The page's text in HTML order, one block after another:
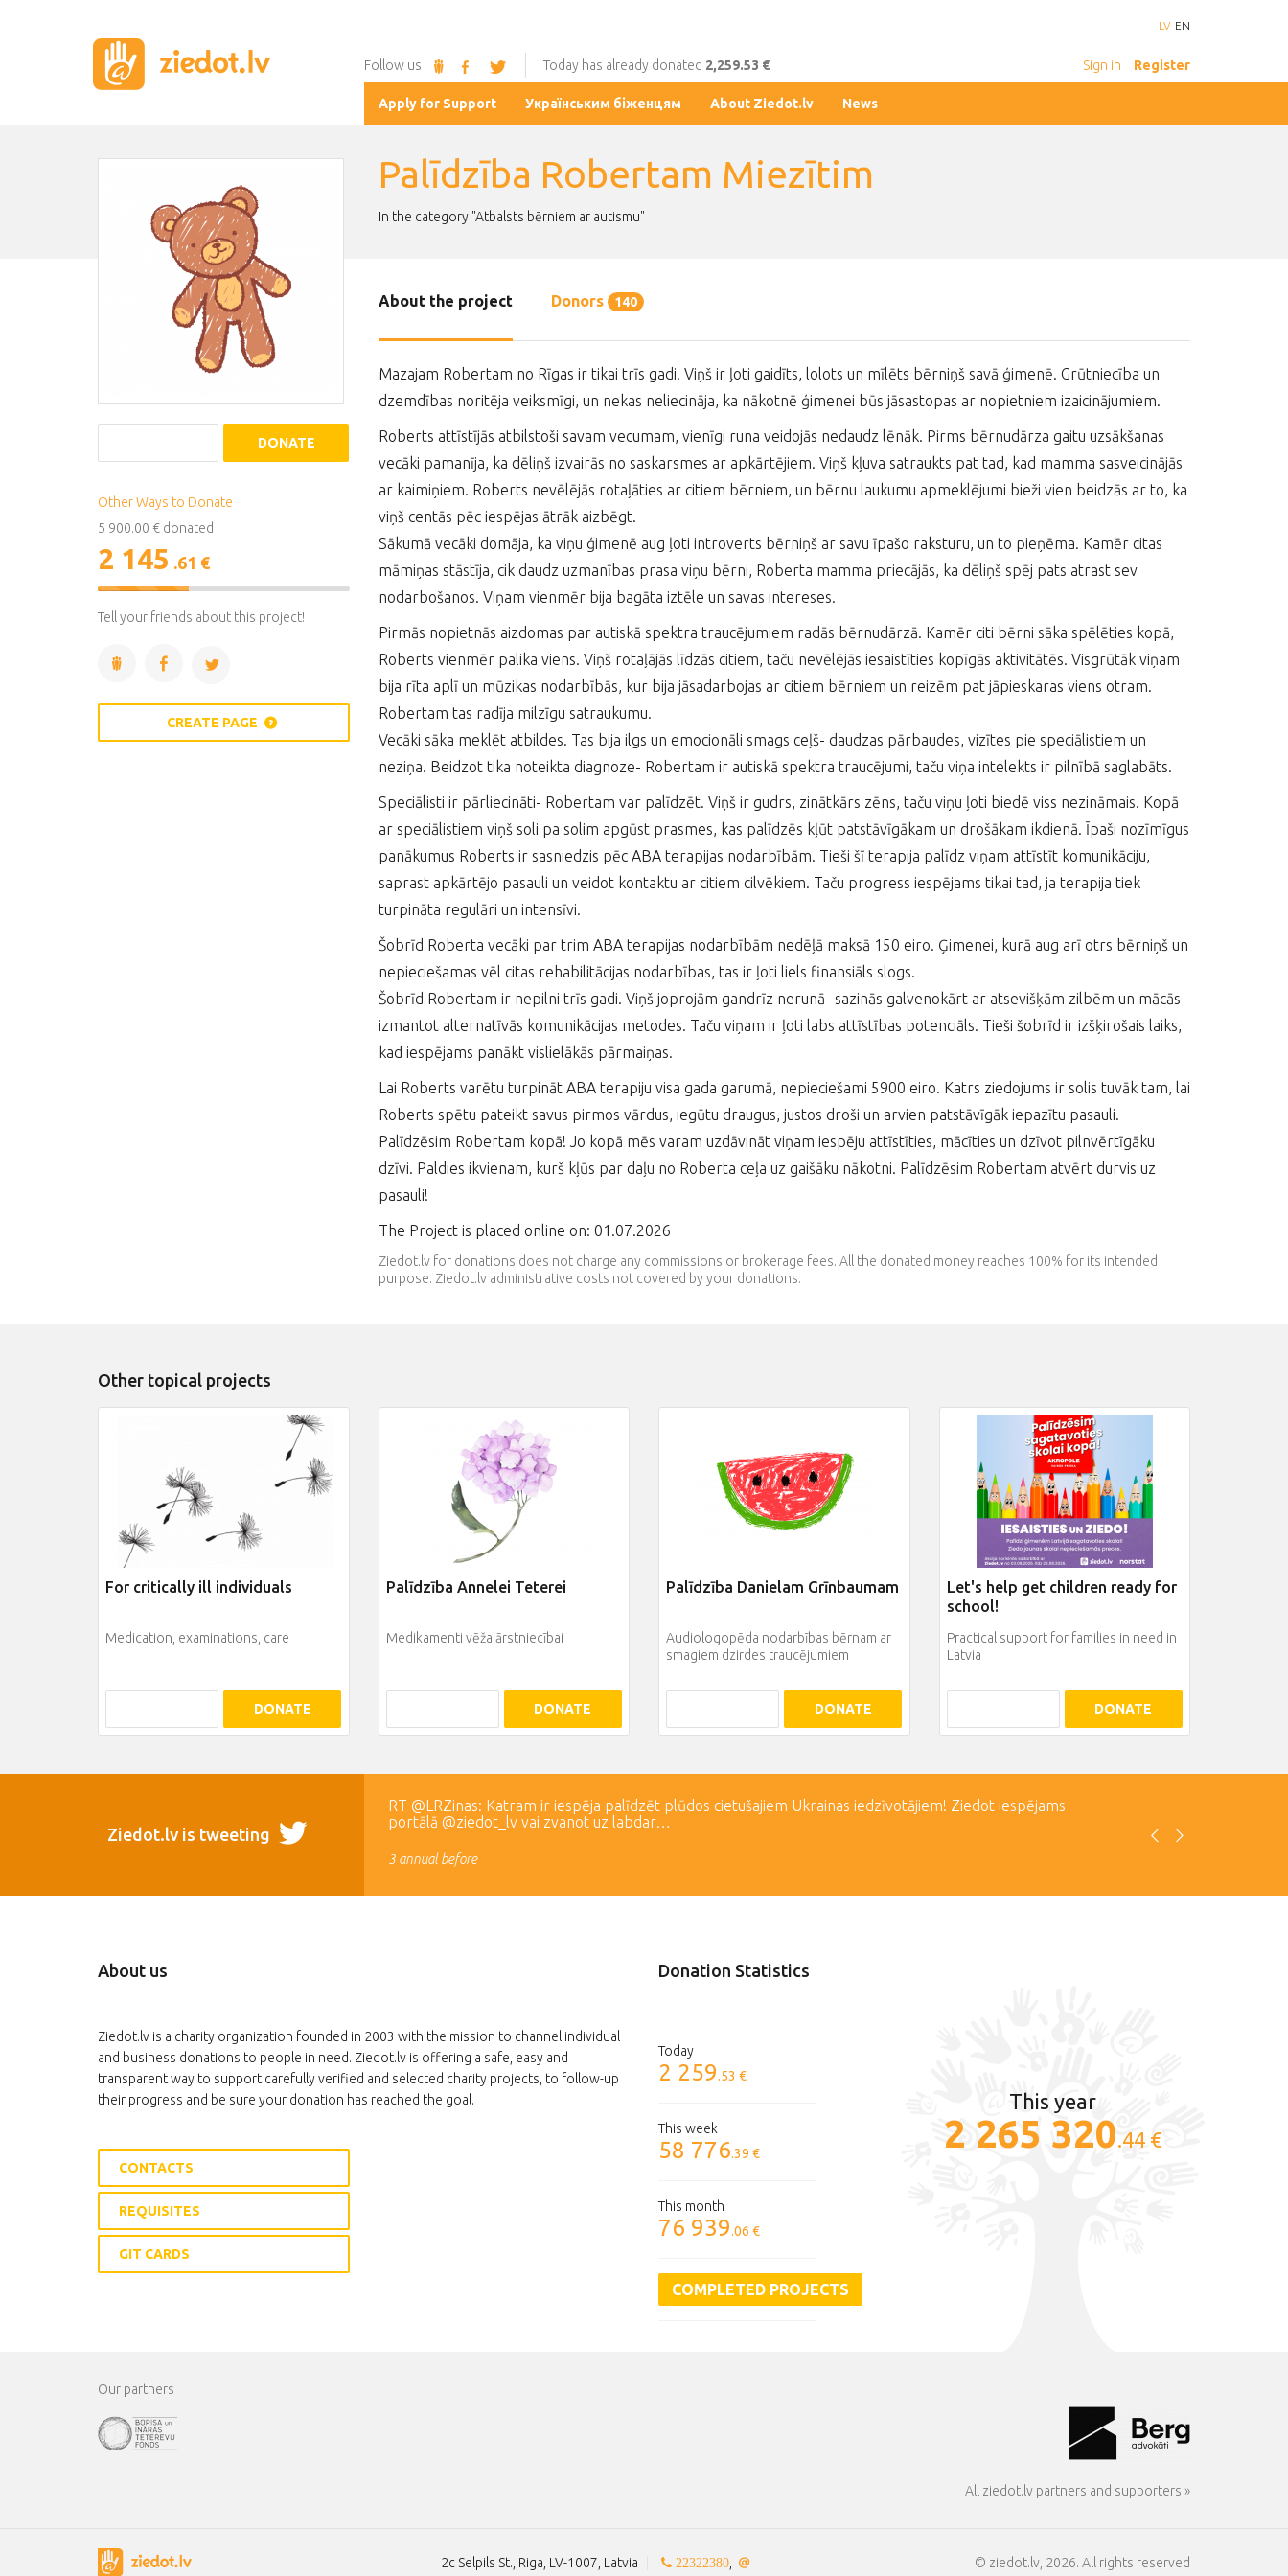
LV EN
Follow us Today has already donated 2,259.53 € Sign in Register
Apply for Support Українським біженцям About Ziedot.lv News
Palīdzība Robertam Miezītim
In the category "Atbalsts bērniem ar autismu"
DONATE
Other Ways to Donate
5 900.00 € donated
2 145 .61 €
36%
Complete
Tell your friends about this project!
CREATE PAGE
About the project Donors 140
Mazajam Robertam no Rīgas ir tikai trīs gadi. Viņš ir ļoti gaidīts, lolots un mīlēts bērniņš savā ģimenē. Grūtniecība un
dzemdības noritēja veiksmīgi, un nekas neliecināja, ka nākotnē ģimenei būs jāsastopas ar nopietniem izaicinājumiem.
Roberts attīstījās atbilstoši savam vecumam, vienīgi runa veidojās nedaudz lēnāk. Pirms bērnudārza gaitu uzsākšanas
vecāki pamanīja, ka dēliņš izvairās no saskarsmes ar apkārtējiem. Viņš kļuva satraukts pat tad, kad mamma sasveicinājās
ar kaimiņiem. Roberts nevēlējās rotaļāties ar citiem bērniem, un bērnu laukumu apmeklējumi bieži vien beidzās ar to, ka
viņš centās pēc iespējas ātrāk aizbēgt.
Sākumā vecāki domāja, ka viņu ģimenē aug ļoti introverts bērniņš ar savu īpašo raksturu, un to pieņēma. Kamēr citas
māmiņas stāstīja, cik daudz uzmanības prasa viņu bērni, Roberta mamma priecājās, ka dēliņš spēj pats atrast sev
nodarbošanos. Viņam vienmēr bija bagāta iztēle un savas intereses.
Pirmās nopietnās aizdomas par autiskā spektra traucējumiem radās bērnudārzā. Kamēr citi bērni sāka spēlēties kopā,
Roberts vienmēr palika viens. Viņš rotaļājās līdzās citiem, taču nevēlējās iesaistīties kopīgās aktivitātēs. Visgrūtāk viņam
bija rīta aplī un mūzikas nodarbībās, kur bija jāsadarbojas ar citiem bērniem un reizēm pat jāpieskaras viens otram.
Robertam tas radīja milzīgu satraukumu.
Vecāki sāka meklēt atbildes. Tas bija ilgs un emocionāli smags ceļš- daudzas pārbaudes, vizītes pie speciālistiem un
neziņa. Beidzot tika noteikta diagnoze- Robertam ir autiskā spektra traucējumi, taču viņa intelekts ir pilnībā saglabāts.
Speciālisti ir pārliecināti- Robertam var palīdzēt. Viņš ir gudrs, zinātkārs zēns, taču viņu ļoti biedē viss nezināmais. Kopā
ar speciālistiem viņš soli pa solim apgūst prasmes, kas palīdzēs kļūt patstāvīgākam un drošākam ikdienā. Īpaši nozīmīgus
panākumus Roberts ir sasniedzis pēc ABA terapijas nodarbībām. Tieši šī terapija palīdz viņam attīstīt komunikāciju,
saprast apkārtējo pasauli un veidot kontaktu ar citiem cilvēkiem. Taču progress iespējams tikai tad, ja terapija tiek
turpināta regulāri un intensīvi.
Šobrīd Roberta vecāki par trim ABA terapijas nodarbībām nedēļā maksā 150 eiro. Ģimenei, kurā aug arī otrs bērniņš un
nepieciešamas vēl citas rehabilitācijas nodarbības, tas ir ļoti liels finansiāls slogs.
Šobrīd Robertam ir nepilni trīs gadi. Viņš joprojām gandrīz nerunā- sazinās galvenokārt ar atsevišķām zilbēm un mācās
izmantot alternatīvās komunikācijas metodes. Taču viņam ir ļoti labs attīstības potenciāls. Tieši šobrīd ir izšķirošais laiks,
kad iespējams panākt vislielākās pārmaiņas.
Lai Roberts varētu turpināt ABA terapiju visa gada garumā, nepieciešami 5900 eiro. Katrs ziedojums ir solis tuvāk tam, lai
Roberts spētu pateikt savus pirmos vārdus, iegūtu draugus, justos droši un arvien patstāvīgāk iepazītu pasauli.
Palīdzēsim Robertam kopā! Jo kopā mēs varam uzdāvināt viņam iespēju attīstīties, mācīties un dzīvot pilnvērtīgāku
dzīvi. Paldies ikvienam, kurš kļūs par daļu no Roberta ceļa uz gaišāku nākotni. Palīdzēsim Robertam atvērt durvis uz
pasauli!
The Project is placed online on: 01.07.2026
Ziedot.lv for donations does not charge any commissions or brokerage fees. All the donated money reaches 100% for its intended
purpose. Ziedot.lv administrative costs not covered by your donations.
Other topical projects
For critically ill individuals
Medication, examinations, care
DONATE
Palīdzība Annelei Teterei
Medikamenti vēža ārstniecībai
DONATE
Palīdzība Danielam Grīnbaumam
Audiologopēda nodarbības bērnam ar
smagiem dzirdes traucējumiem
DONATE
Let's help get children ready for
school!
Practical support for families in need in
Latvia
DONATE
Ziedot.lv is tweeting
RT @LRZinas: Katram ir iespēja palīdzēt plūdos cietušajiem Ukrainas iedzīvotājiem! Ziedot iespējams
portālā @ziedot_lv vai zvanot uz labdar…
3 annual before
About us
Ziedot.lv is a charity organization founded in 2003 with the mission to channel individual
and business donations to people in need. Ziedot.lv is offering a safe, easy and
transparent way to support carefully verified and selected charity projects, to follow-up
their progress and be sure your donation has reached the goal.
CONTACTS
REQUISITES
GIT CARDS
Donation Statistics
Today
2 259.53 €
This week
58 776.39 €
This month
76 939.06 €
COMPLETED PROJECTS
This year
2 265 320.44 €
Our partners
All ziedot.lv partners and supporters »
2c Selpils St., Riga, LV-1007, Latvia 22322380 © ziedot.lv, 2026. All rights reserved